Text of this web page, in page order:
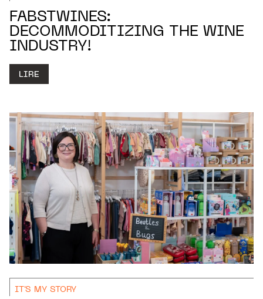
FABSTWINES:
DECOMMODITIZING THE WINE
INDUSTRY!
LIRE
IT'S MY STORY